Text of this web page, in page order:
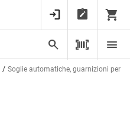
Soglie automatiche, guarnizioni per